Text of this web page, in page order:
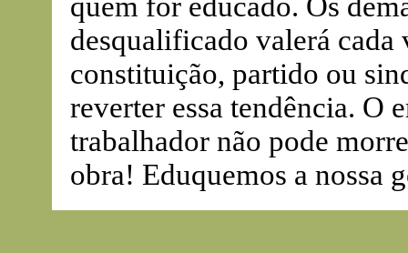
desqualificado valerá cada
constituição, partido ou
reverter essa tendência. O
trabalhador não pode
obra! Eduquemos a nossa